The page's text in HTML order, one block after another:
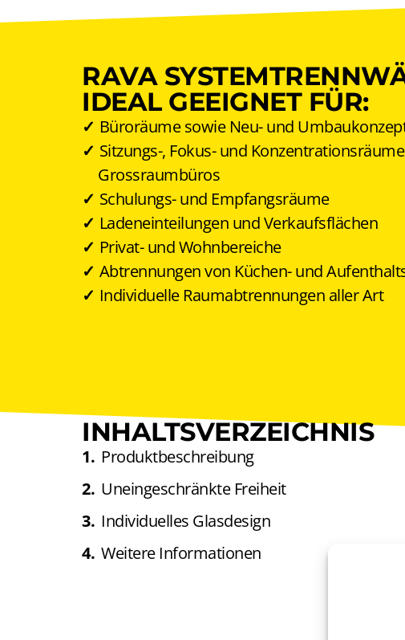
RAVA
IDEAL GEEIGNET FÜR:
Büroräume sowie Neu- und
Sitzungs-, Fokus- und
Grossraumbüros
Schulungs- und Empfangsräume
Ladeneinteilungen und Verkaufsflächen
Privat- und Wohnbereiche
Abtrennungen von Küchen- und
Individuelle Raumabtrennungen aller Art
INHALTS­VERZEICHNIS
Produkt­beschreibung
Uneinge­schränkte Freiheit
Individuelles Glasdesign
Weitere Informationen